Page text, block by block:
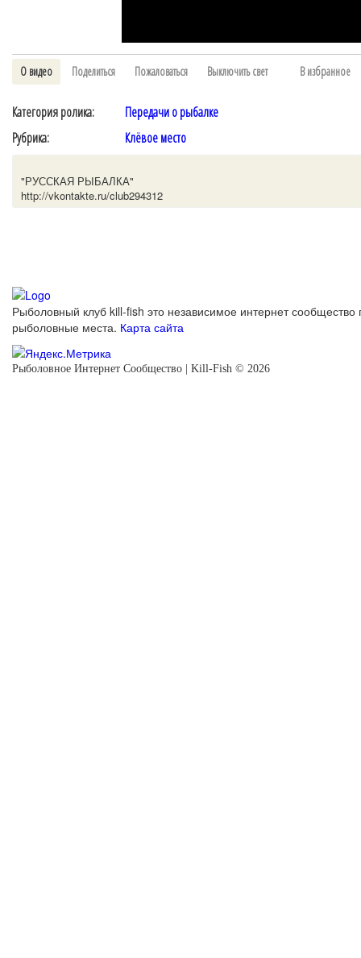
О видео Поделиться Пожаловаться Выключить свет В избранное
Категория ролика:
Передачи о рыбалке
Рубрика:
Клёвое место
"РУССКАЯ РЫБАЛКА"
http://vkontakte.ru/club294312
Рыболовный клуб kill-fish это независимое интернет сообщество
рыболовные места. Карта сайта
Рыболовное Интернет Сообщество | Kill-Fish © 2026